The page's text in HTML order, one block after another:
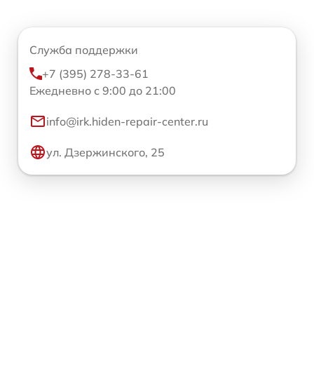
Служба поддержки
+7 (395) 278-33-61
Ежедневно с 9:00 до 21:00
info@irk.hiden-repair-center.ru
ул. Дзержинского, 25